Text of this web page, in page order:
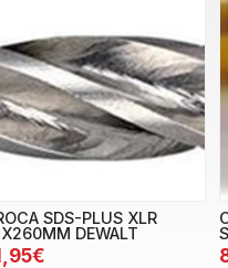
SDS-PLUS XLR
DEWALT